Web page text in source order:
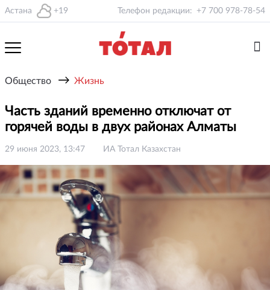
Астана +19 Телефон редакции: +7 700 978-78-54
Общество → Жизнь
Часть зданий временно отключат от
горячей воды в двух районах Алматы
29 июня 2023, 13:47 ИА Тотал Казахстан